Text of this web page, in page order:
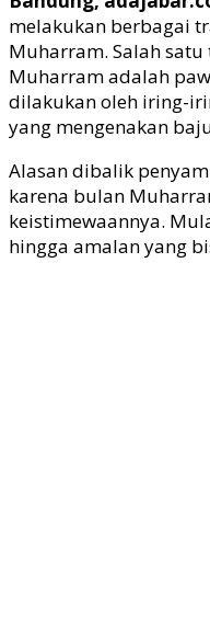
melakukan berbagai
Muharram. Salah
Muharram adalah
dilakukan oleh iring-
yang mengenakan
Alasan dibalik
karena bulan
keistimewaannya.
hingga amalan yang